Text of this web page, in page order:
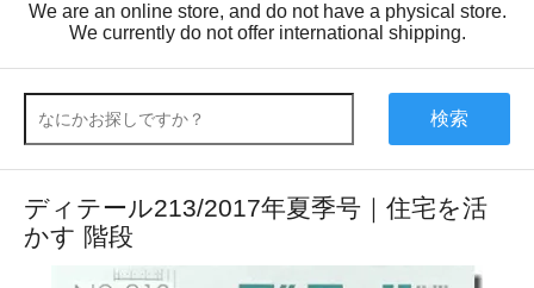
We are an online store, and do not have a physical store.
We currently do not offer international shipping.
検索
ディテール213/2017年夏季号｜住宅を活
かす 階段